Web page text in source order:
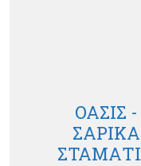
ΟΑΣΙΣ -
ΣΑΡΙΚΑ